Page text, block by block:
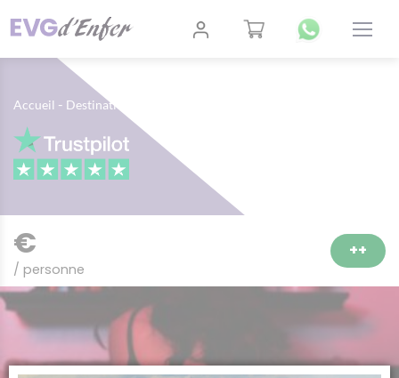
Accueil - Destinations
€
/ personne
++